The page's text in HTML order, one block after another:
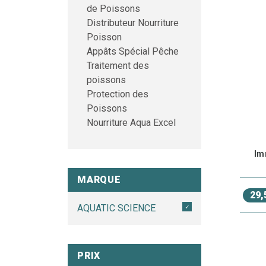
de Poissons
Distributeur Nourriture
Poisson
Appâts Spécial Pêche
Traitement des
poissons
Protection des
Poissons
Nourriture Aqua Excel
MARQUE
AQUATIC SCIENCE
PRIX
Pour